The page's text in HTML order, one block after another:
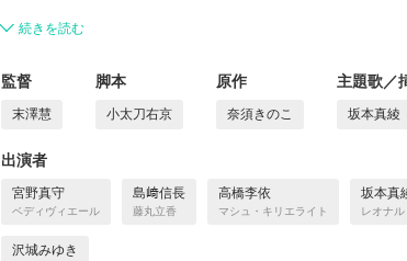
続きを読む
監督
末澤慧
脚本
小太刀右京
原作
奈須きのこ
主題歌／
坂本真綾
出演者
宮野真守
ベディヴィエール
島﨑信長
藤丸立香
高橋李依
マシュ・キリエライト
坂本真
レオナ
沢城みゆき